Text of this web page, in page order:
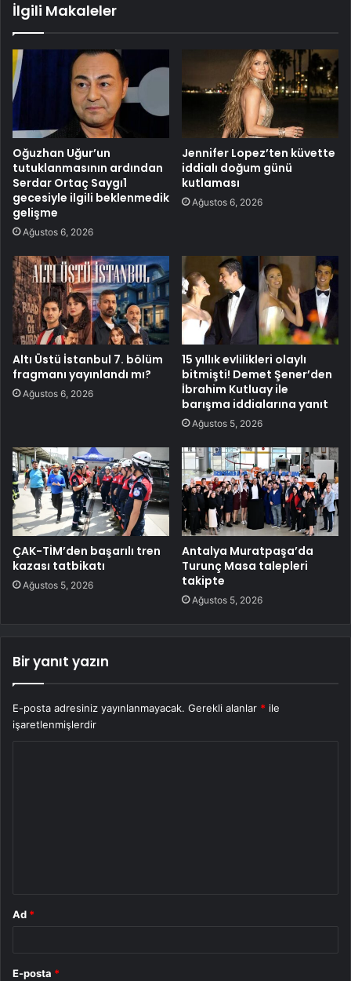
İlgili Makaleler
Oğuzhan Uğur’un
tutuklanmasının ardından
Serdar Ortaç Saygı1
gecesiyle ilgili beklenmedik
gelişme
Ağustos 6, 2026
Jennifer Lopez’ten küvette
iddialı doğum günü
kutlaması
Ağustos 6, 2026
Altı Üstü İstanbul 7. bölüm
fragmanı yayınlandı mı?
Ağustos 6, 2026
15 yıllık evlilikleri olaylı
bitmişti! Demet Şener’den
İbrahim Kutluay ile
barışma iddialarına yanıt
Ağustos 5, 2026
ÇAK-TİM’den başarılı tren
kazası tatbikatı
Ağustos 5, 2026
Antalya Muratpaşa’da
Turunç Masa talepleri
takipte
Ağustos 5, 2026
Bir yanıt yazın
E-posta adresiniz yayınlanmayacak. Gerekli alanlar * ile
işaretlenmişlerdir
Ad *
E-posta *